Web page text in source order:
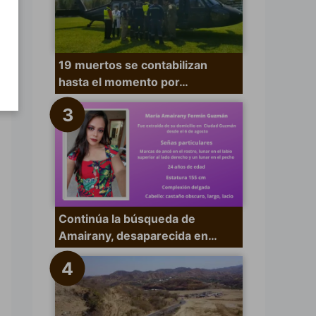
19 muertos se contabilizan
hasta el momento por…
Continúa la búsqueda de
Amairany, desaparecida en…